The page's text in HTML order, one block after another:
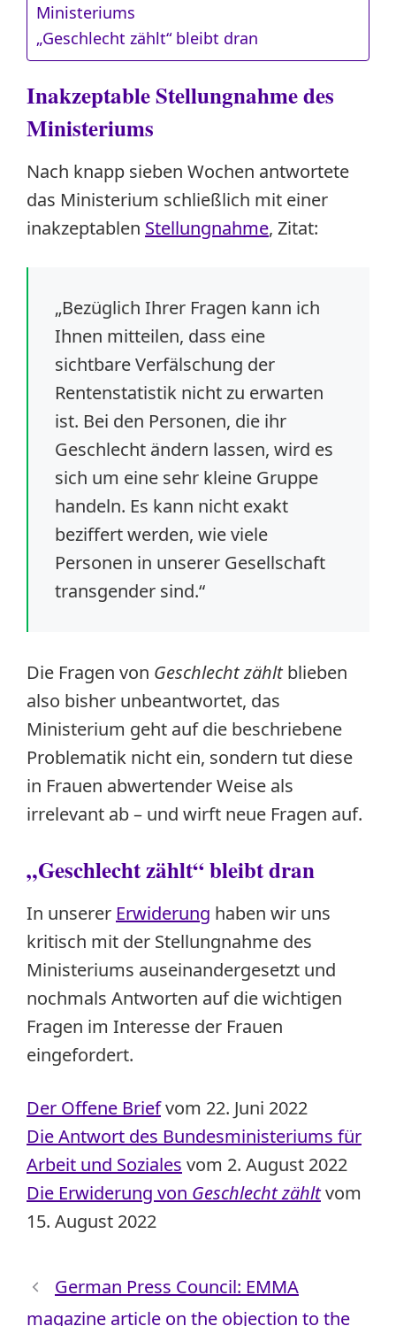
Ministeriums
„Geschlecht zählt“ bleibt dran
Inakzeptable Stellungnahme des
Ministeriums
Nach knapp sieben Wochen antwortete
das Ministerium schließlich mit einer
inakzeptablen Stellungnahme, Zitat:
„Bezüglich Ihrer Fragen kann ich
Ihnen mitteilen, dass eine
sichtbare Verfälschung der
Rentenstatistik nicht zu erwarten
ist. Bei den Personen, die ihr
Geschlecht ändern lassen, wird es
sich um eine sehr kleine Gruppe
handeln. Es kann nicht exakt
beziffert werden, wie viele
Personen in unserer Gesellschaft
transgender sind.“
Die Fragen von Geschlecht zähltblieben
also bisher unbeantwortet, das
Ministerium geht auf die beschriebene
Problematik nicht ein, sondern tut diese
in Frauen abwertender Weise als
irrelevant ab – und wirft neue Fragen auf.
„Geschlecht zählt“ bleibt dran
In unserer Erwiderung haben wir uns
kritisch mit der Stellungnahme des
Ministeriums auseinandergesetzt und
nochmals Antworten auf die wichtigen
Fragen im Interesse der Frauen
eingefordert.
Der Offene Briefvom 22. Juni 2022
Die Antwort des Bundesministeriums für
Arbeit und Soziales vom 2. August 2022
Die Erwiderung von Geschlecht zähltvom
15. August 2022
German Press Council: EMMA
magazine article on the objection to the